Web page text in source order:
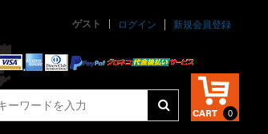
ゲスト ログイン 新規会員登録
0